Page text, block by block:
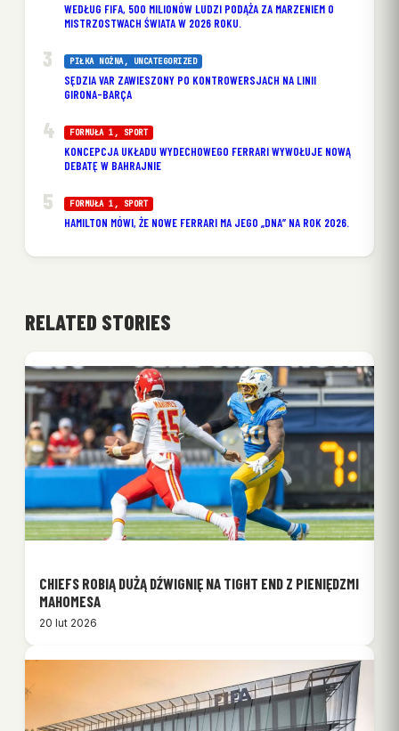
WEDŁUG FIFA, 500 MILIONÓW LUDZI PODĄŻA ZA MARZENIEM O
MISTRZOSTWACH ŚWIATA W 2026 ROKU.
PIŁKA NOŻNA, UNCATEGORIZED
SĘDZIA VAR ZAWIESZONY PO KONTROWERSJACH NA LINII
GIRONA-BARÇA
FORMUŁA 1 , SPORT
KONCEPCJA UKŁADU WYDECHOWEGO FERRARI WYWOŁUJE NOWĄ
DEBATĘ W BAHRAJNIE
FORMUŁA 1 , SPORT
HAMILTON MÓWI, ŻE NOWE FERRARI MA JEGO „DNA” NA ROK 2026.
RELATED STORIES
CHIEFS ROBIĄ DUŻĄ DŹWIGNIĘ NA TIGHT END Z PIENIĘDZMI
MAHOMESA
20 lut 2026